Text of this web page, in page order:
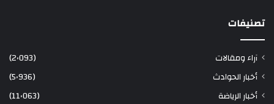
تصنيفات
آراء ومقالات
(2٬093)
أخبار الحوادث
(5٬936)
أخبار الرياضة
(11٬063)